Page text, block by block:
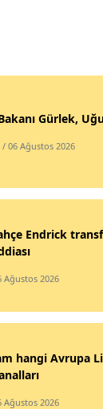
Gürlek,
/ 06 Ağustos 2026
Endrick
Ağustos 2026
hangi Avrupa
Ağustos 2026